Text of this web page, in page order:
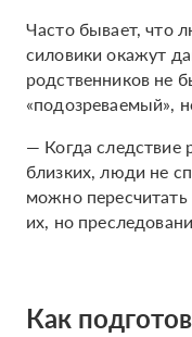
Часто бывает, что
силовики окажут
родственников не
«подозреваемый»,
— Когда следствие
близких, люди не
можно
их, но
Как